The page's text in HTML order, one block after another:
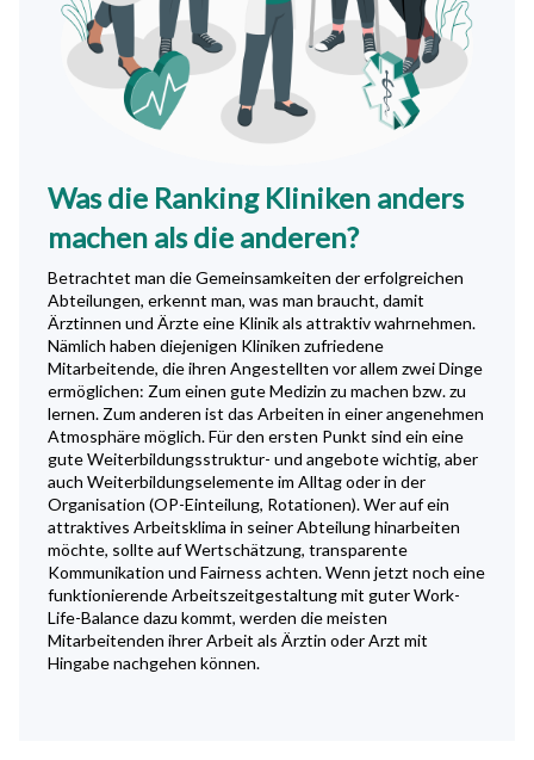
Was die Ranking Kliniken anders
machen als die anderen?
Betrachtet man die Gemeinsamkeiten der erfolgreichen
Abteilungen, erkennt man, was man braucht, damit
Ärztinnen und Ärzte eine Klinik als attraktiv wahrnehmen.
Nämlich haben diejenigen Kliniken zufriedene
Mitarbeitende, die ihren Angestellten vor allem zwei Dinge
ermöglichen: Zum einen gute Medizin zu machen bzw. zu
lernen. Zum anderen ist das Arbeiten in einer angenehmen
Atmosphäre möglich. Für den ersten Punkt sind ein eine
gute Weiterbildungsstruktur- und angebote wichtig, aber
auch Weiterbildungselemente im Alltag oder in der
Organisation (OP-Einteilung, Rotationen). Wer auf ein
attraktives Arbeitsklima in seiner Abteilung hinarbeiten
möchte, sollte auf Wertschätzung, transparente
Kommunikation und Fairness achten. Wenn jetzt noch eine
funktionierende Arbeitszeitgestaltung mit guter Work-
Life-Balance dazu kommt, werden die meisten
Mitarbeitenden ihrer Arbeit als Ärztin oder Arzt mit
Hingabe nachgehen können.